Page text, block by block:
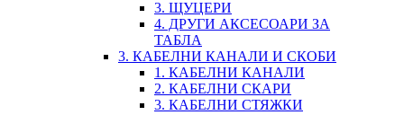
3. ЩУЦЕРИ
4. ДРУГИ АКСЕСОАРИ ЗА
ТАБЛА
3. КАБЕЛНИ КАНАЛИ И СКОБИ
1. КАБЕЛНИ КАНАЛИ
2. КАБЕЛНИ СКАРИ
3. КАБЕЛНИ СТЯЖКИ